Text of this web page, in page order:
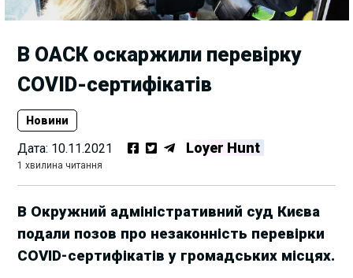
В ОАСК оскаржили перевірку
COVID-сертифікатів
Новини
Дата: 10.11.2021 Loyer Hunt
1 хвилина читання
В Окружний адміністративний суд Києва
подали позов про незаконність перевірки
COVID-сертифікатів у громадських місцях.